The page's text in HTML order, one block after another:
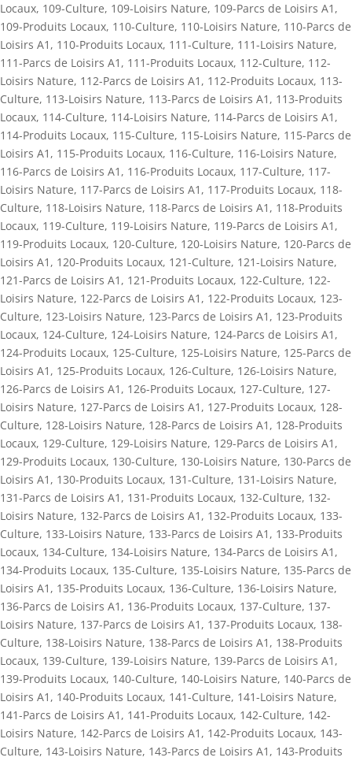
Locaux, 109-Culture, 109-Loisirs Nature, 109-Parcs de Loisirs A1 ,
109-Produits Locaux, 110-Culture, 110-Loisirs Nature, 110-Parcs de
Loisirs A1 , 110-Produits Locaux, 111-Culture, 111-Loisirs Nature,
111-Parcs de Loisirs A1 , 111-Produits Locaux, 112-Culture, 112-
Loisirs Nature, 112-Parcs de Loisirs A1 , 112-Produits Locaux, 113-
Culture, 113-Loisirs Nature, 113-Parcs de Loisirs A1 , 113-Produits
Locaux, 114-Culture, 114-Loisirs Nature, 114-Parcs de Loisirs A1 ,
114-Produits Locaux, 115-Culture, 115-Loisirs Nature, 115-Parcs de
Loisirs A1 , 115-Produits Locaux, 116-Culture, 116-Loisirs Nature,
116-Parcs de Loisirs A1 , 116-Produits Locaux, 117-Culture, 117-
Loisirs Nature, 117-Parcs de Loisirs A1 , 117-Produits Locaux, 118-
Culture, 118-Loisirs Nature, 118-Parcs de Loisirs A1 , 118-Produits
Locaux, 119-Culture, 119-Loisirs Nature, 119-Parcs de Loisirs A1 ,
119-Produits Locaux, 120-Culture, 120-Loisirs Nature, 120-Parcs de
Loisirs A1 , 120-Produits Locaux, 121-Culture, 121-Loisirs Nature,
121-Parcs de Loisirs A1 , 121-Produits Locaux, 122-Culture, 122-
Loisirs Nature, 122-Parcs de Loisirs A1 , 122-Produits Locaux, 123-
Culture, 123-Loisirs Nature, 123-Parcs de Loisirs A1 , 123-Produits
Locaux, 124-Culture, 124-Loisirs Nature, 124-Parcs de Loisirs A1 ,
124-Produits Locaux, 125-Culture, 125-Loisirs Nature, 125-Parcs de
Loisirs A1 , 125-Produits Locaux, 126-Culture, 126-Loisirs Nature,
126-Parcs de Loisirs A1 , 126-Produits Locaux, 127-Culture, 127-
Loisirs Nature, 127-Parcs de Loisirs A1 , 127-Produits Locaux, 128-
Culture, 128-Loisirs Nature, 128-Parcs de Loisirs A1 , 128-Produits
Locaux, 129-Culture, 129-Loisirs Nature, 129-Parcs de Loisirs A1 ,
129-Produits Locaux, 130-Culture, 130-Loisirs Nature, 130-Parcs de
Loisirs A1 , 130-Produits Locaux, 131-Culture, 131-Loisirs Nature,
131-Parcs de Loisirs A1 , 131-Produits Locaux, 132-Culture, 132-
Loisirs Nature, 132-Parcs de Loisirs A1 , 132-Produits Locaux, 133-
Culture, 133-Loisirs Nature, 133-Parcs de Loisirs A1 , 133-Produits
Locaux, 134-Culture, 134-Loisirs Nature, 134-Parcs de Loisirs A1 ,
134-Produits Locaux, 135-Culture, 135-Loisirs Nature, 135-Parcs de
Loisirs A1 , 135-Produits Locaux, 136-Culture, 136-Loisirs Nature,
136-Parcs de Loisirs A1 , 136-Produits Locaux, 137-Culture, 137-
Loisirs Nature, 137-Parcs de Loisirs A1 , 137-Produits Locaux, 138-
Culture, 138-Loisirs Nature, 138-Parcs de Loisirs A1 , 138-Produits
Locaux, 139-Culture, 139-Loisirs Nature, 139-Parcs de Loisirs A1 ,
139-Produits Locaux, 140-Culture, 140-Loisirs Nature, 140-Parcs de
Loisirs A1 , 140-Produits Locaux, 141-Culture, 141-Loisirs Nature,
141-Parcs de Loisirs A1 , 141-Produits Locaux, 142-Culture, 142-
Loisirs Nature, 142-Parcs de Loisirs A1 , 142-Produits Locaux, 143-
Culture, 143-Loisirs Nature, 143-Parcs de Loisirs A1 , 143-Produits